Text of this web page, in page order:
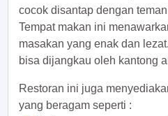
cocok disantap dengan
Tempat makan ini
masakan yang enak dan
bisa dijangkau oleh kantong
Restoran ini juga
yang beragam seperti :